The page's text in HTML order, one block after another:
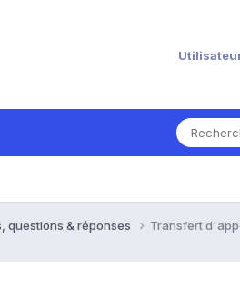
questions & réponses Transfert